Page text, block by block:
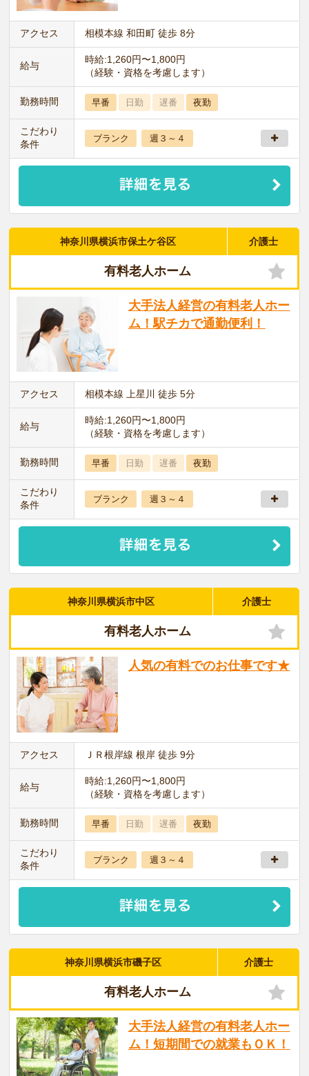
アクセス 相模本線 和田町 徒歩 8分
給与
時給:1,260円〜1,800円
（経験・資格を考慮します）
勤務時間 早番 日勤 遅番 夜勤
こだわり
条件
ブランク 週３～４
神奈川県横浜市保土ケ谷区 介護士
有料老人ホーム
大手法人経営の有料老人ホー
ム！駅チカで通勤便利！
アクセス 相模本線 上星川 徒歩 5分
給与
時給:1,260円〜1,800円
（経験・資格を考慮します）
勤務時間 早番 日勤 遅番 夜勤
こだわり
条件
ブランク 週３～４
神奈川県横浜市中区 介護士
有料老人ホーム
人気の有料でのお仕事です★
アクセス ＪＲ根岸線 根岸 徒歩 9分
給与
時給:1,260円〜1,800円
（経験・資格を考慮します）
勤務時間 早番 日勤 遅番 夜勤
こだわり
条件
ブランク 週３～４
神奈川県横浜市磯子区 介護士
有料老人ホーム
大手法人経営の有料老人ホー
ム！短期間での就業もＯＫ！